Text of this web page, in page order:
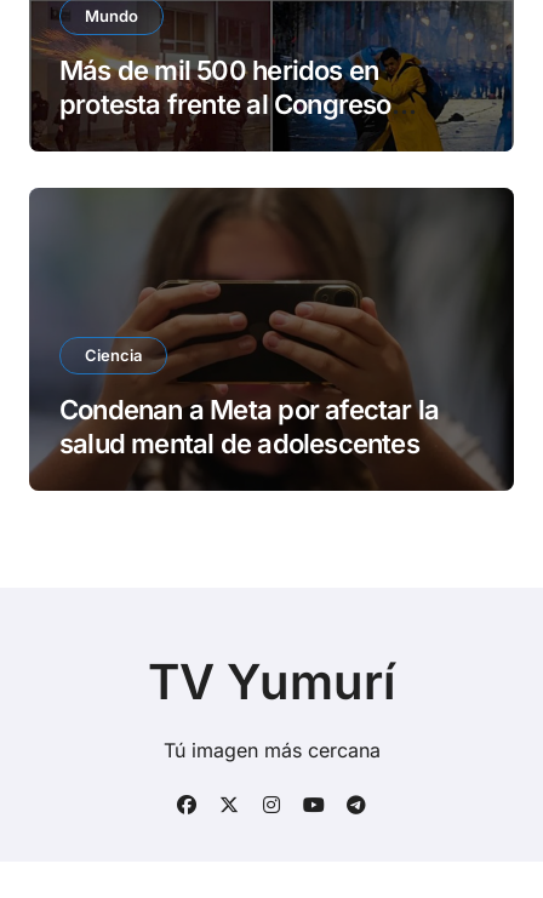
Mundo
Más de mil 500 heridos en
protesta frente al Congreso
argentino
Ciencia
Condenan a Meta por afectar la
salud mental de adolescentes
TV Yumurí
Tú imagen más cercana